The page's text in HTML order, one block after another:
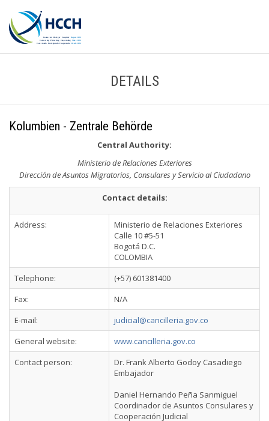
DETAILS
Kolumbien - Zentrale Behörde
Central Authority:
Ministerio de Relaciones Exteriores
Dirección de Asuntos Migratorios, Consulares y Servicio al Ciudadano
Contact details:
Address:
Ministerio de Relaciones Exteriores
Calle 10 #5-51
Bogotá D.C.
COLOMBIA
Telephone:
(+57) 601381400
Fax:
N/A
E-mail:
judicial@cancilleria.gov.co
General website:
www.cancilleria.gov.co
Contact person:
Dr. Frank Alberto Godoy Casadiego
Embajador
Daniel Hernando Peña Sanmiguel
Coordinador de Asuntos Consulares y
Cooperación Judicial